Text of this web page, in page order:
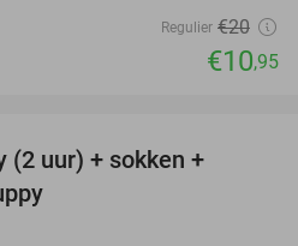
Regulier €20
€10,95
(2 uur) + sokken +